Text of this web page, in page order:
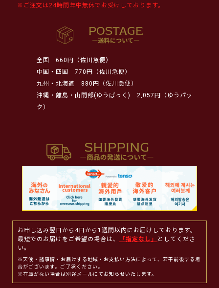
※ご注文は24時間年中無休でお受けしております。
全国
660円（佐川急便）
中国・四国
770円（佐川急便）
九州・北海道
880円（佐川急便）
沖縄・離島・山間部(ゆうぱっく)
2,057円（ゆうパッ
ク）
お申し込み翌日から4日から1週間以内にお届けしております。
最短でのお届けをご希望の場合は、
「指定なし」
としてくださ
い。
※天候・諸事情・お届けする地域・お支払い方法によって、若干前後する場
合がございます。ご了承ください。
※在庫がない場合は別途メールにてお知らせいたします。